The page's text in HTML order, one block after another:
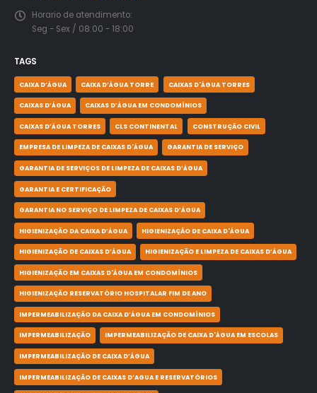
Horario de atendimento:
Seg - Sex / 08:00 - 18:00
TAGS
CAIXA D’ÁGUA CAIXA D’ÁGUA TORRE CAIXAS D'ÁGUA TORRES
CAIXAS D’ÁGUA CAIXAS D’ÁGUA EM CONDOMÍNIOS
CAIXAS D’ÁGUA TORRES CLS CONTINENTAL CONSTRUÇÃO CIVIL
EMPRESA DE LIMPEZA DE CAIXAS D'ÁGUA GARANTIA DE SERVIÇO
GARANTIA DE SERVIÇOS DE LIMPEZA DE CAIXAS D’ÁGUA
GARANTIA E CERTIFICAÇÃO
GARANTIA NO SERVIÇO DE LIMPEZA DE CAIXAS D’ÁGUA
HIGIENIZAÇÃO DA CAIXA D’ÁGUA HIGIENIZAÇÃO DE CAIXA D'ÁGUA
HIGIENIZAÇÃO DE CAIXAS D’ÁGUA HIGIENIZAÇÃO E LIMPEZA DE CAIXAS D’ÁGUA
HIGIENIZAÇÃO EM CAIXAS D'ÁGUA EM CONDOMÍNIOS
HIGIENIZAÇÃO RESERVATÓRIO HOSPITALAR FIM DE ANO
IMPERMEABILIZAÇÃO DA CAIXA D’ÁGUA EM CONDOMÍNIOS
IMPERMEABILIZAÇÃO IMPERMEABILIZAÇÃO DE CAIXA D'ÁGUA EM ESCOLAS
IMPERMEABILIZAÇÃO DE CAIXA D’ÁGUA
IMPERMEABILIZAÇÃO DE CAIXAS D’AGUA E RESERVATÓRIOS